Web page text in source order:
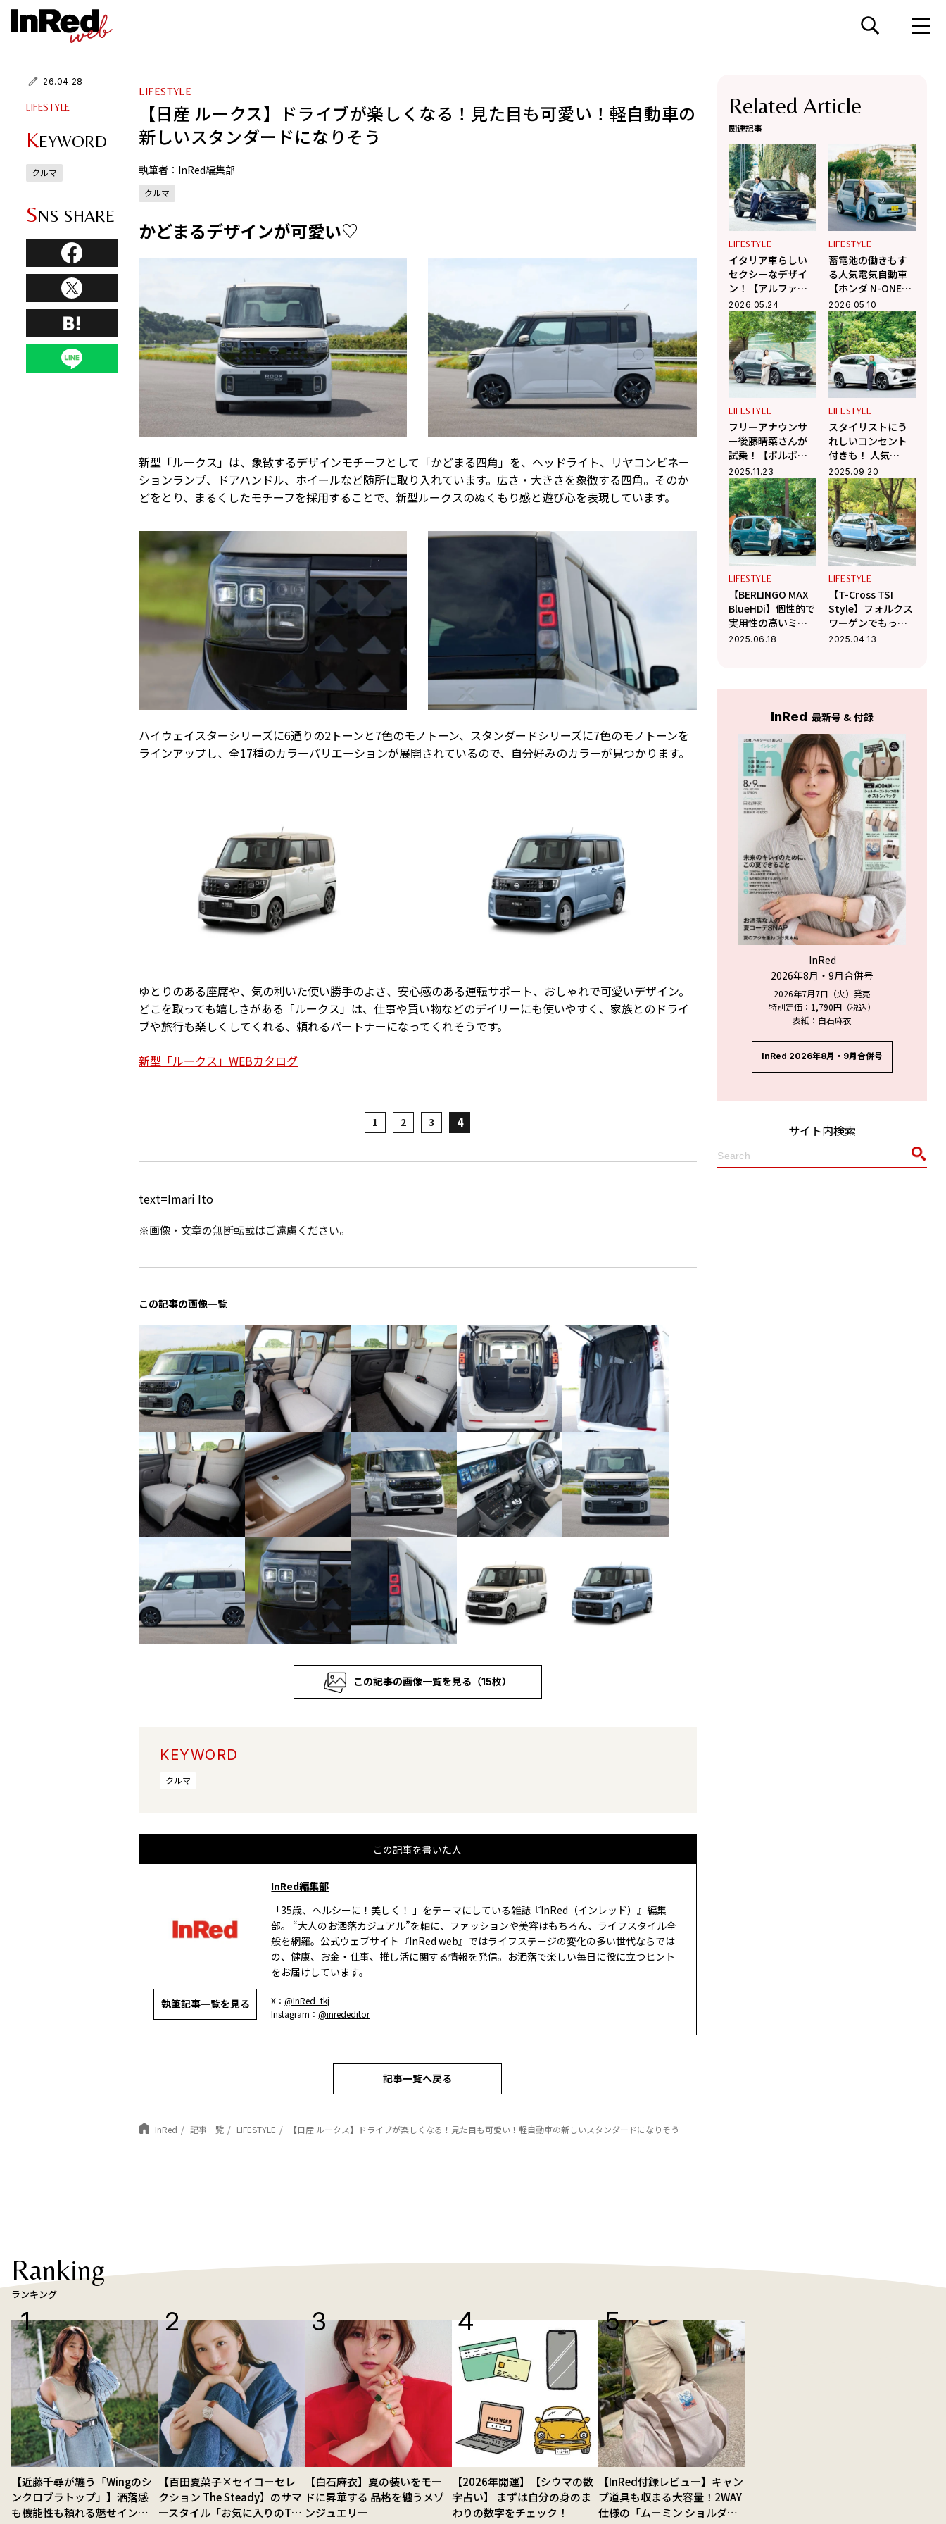
LIFESTYLE
【日産 ルークス】ドライブが楽しくなる！見た目も可愛い！軽自動車の
新しいスタンダードになりそう
執筆者： InRed編集部
クルマ
かどまるデザインが可愛い♡
新型「ルークス」は、象徴するデザインモチーフとして「かどまる四角」を、ヘッドライト、リヤコンビネー
ションランプ、ドアハンドル、ホイールなど随所に取り入れています。広さ・大きさを象徴する四角。そのか
どをとり、まるくしたモチーフを採用することで、新型ルークスのぬくもり感と遊び心を表現しています。
ハイウェイスターシリーズに6通りの2トーンと7色のモノトーン、スタンダードシリーズに7色のモノトーンを
ラインアップし、全17種のカラーバリエーションが展開されているので、自分好みのカラーが見つかります。
ゆとりのある座席や、気の利いた使い勝手のよさ、安心感のある運転サポート、おしゃれで可愛いデザイン。
どこを取っても嬉しさがある「ルークス」は、仕事や買い物などのデイリーにも使いやすく、家族とのドライ
ブや旅行も楽しくしてくれる、頼れるパートナーになってくれそうです。
新型「ルークス」WEBカタログ
1 2 3 4
text=Imari Ito
※画像・文章の無断転載はご遠慮ください。
この記事の画像一覧
この記事の画像一覧を見る（15枚）
KEYWORD
クルマ
この記事を書いた人
執筆記事一覧を見る
InRed編集部
「35歳、ヘルシーに！美しく！ 」をテーマにしている雑誌『InRed（インレッド）』編集
部。 “大人のお洒落カジュアル”を軸に、ファッションや美容はもちろん、ライフスタイル全
般を網羅。公式ウェブサイト『InRed web』ではライフステージの変化の多い世代ならでは
の、健康、お金・仕事、推し活に関する情報を発信。お洒落で楽しい毎日に役に立つヒント
をお届けしています。
X：@InRed_tkj
Instagram：@inrededitor
記事一覧へ戻る
InRed 記事一覧 LIFESTYLE 【日産 ルークス】ドライブが楽しくなる！見た目も可愛い！軽自動車の新しいスタンダードになりそう
26.04.28
LIFESTYLE
KEYWORD
クルマ
SNS SHARE
Related Article
関連記事
LIFESTYLE
イタリア車らしい
セクシーなデザイ
ン！【アルファロ
メオのコンパクト
SUV「ジュニ
ア」】を試乗
2026.05.24
LIFESTYLE
蓄電池の働きもす
る人気電気自動車
【ホンダ N-ONE
e:】をチェック！
2026.05.10
LIFESTYLE
フリーアナウンサ
ー後藤晴菜さんが
試乗！【ボルボ】
の大ヒットモデル
は東京⇔茨木の運
転にも最適!?
2025.11.23
LIFESTYLE
スタイリストにう
れしいコンセント
付きも！ 人気
SUV【マツダ CX-
60】がマイナーチ
ェンジ
2025.09.20
LIFESTYLE
【BERLINGO MAX
BlueHDi】個性的で
実用性の高いミニ
バン！ ユニークな
2025.06.18
LIFESTYLE
【T-Cross TSI
Style】フォルクス
ワーゲンでもっと
もコンパクトな
2025.04.13
InRed 最新号 & 付録
InRed
2026年8月・9月合併号
2026年7月7日（火）発売
特別定価：1,790円（税込）
表紙：白石麻衣
InRed 2026年8月・9月合併号
サイト内検索
Ranking
ランキング
【近藤千尋が纏う「Wingのシ
ンクロブラトップ」】洒落感
も機能性も頼れる魅せインナ
【百田夏菜子×セイコーセレ
クション The Steady】のサマ
ースタイル「お気に入りのTシ
【白石麻衣】夏の装いをモー
ドに昇華する 品格を纏うメゾ
ンジュエリー
【2026年開運】【シウマの数
字占い】 まずは自分の身のま
わりの数字をチェック！
【InRed付録レビュー】キャン
プ道具も収まる大容量！2WAY
仕様の「ムーミン ショルダー